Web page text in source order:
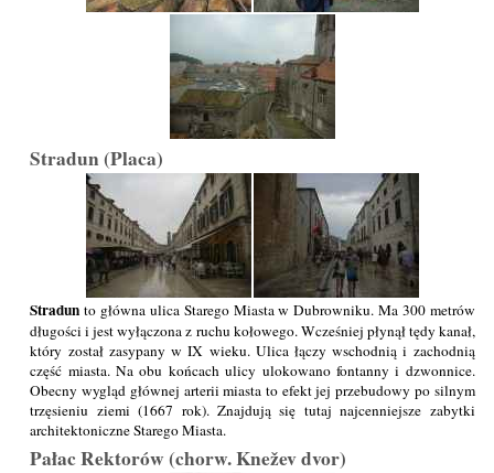
Stradun (Placa)
Stradun to główna ulica Starego Miasta w Dubrowniku. Ma 300 metrów
długości i jest wyłączona z ruchu kołowego. Wcześniej płynął tędy kanał,
który został zasypany w IX wieku. Ulica łączy wschodnią i zachodnią
część miasta. Na obu końcach ulicy ulokowano fontanny i dzwonnice.
Obecny wygląd głównej arterii miasta to efekt jej przebudowy po silnym
trzęsieniu ziemi (1667 rok). Znajdują się tutaj najcenniejsze zabytki
architektoniczne Starego Miasta.
Pałac Rektorów (chorw. Knežev dvor)